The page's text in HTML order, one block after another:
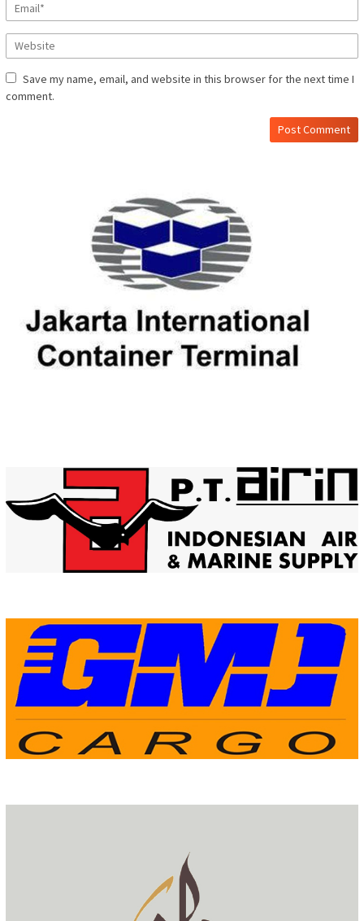
Save my name, email, and website in this browser for the next time I
comment.